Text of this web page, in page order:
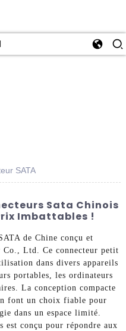
SATA
Sata Chinois
Imbattables !
de Chine conçu et
Co., Ltd. Ce connecteur petit
dans divers appareils
portables, les ordinateurs
La conception compacte
font un choix fiable pour
dans un espace limité.
est conçu pour répondre aux